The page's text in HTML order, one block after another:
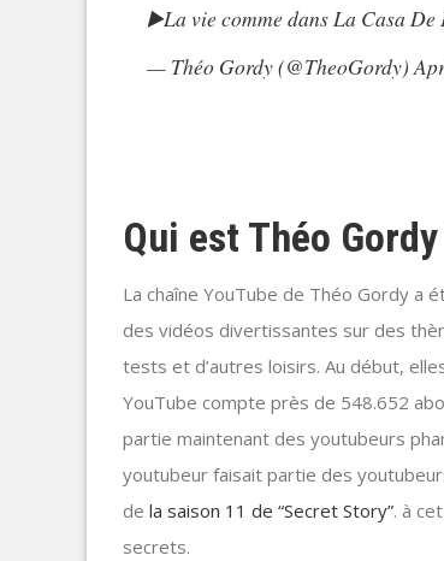
▶️La vie comme dans La Casa De
— Théo Gordy (@TheoGordy)
Qui est Théo
La chaîne YouTube de Théo Gordy a
des vidéos divertissantes sur des
tests et d’autres loisirs. Au début,
YouTube compte près de 548.652
partie maintenant des youtubeurs
youtubeur faisait partie des
de la saison 11 de “Secret Story”. à
secrets.